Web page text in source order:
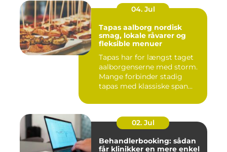
04. Jul
Tapas aalborg nordisk
smag, lokale råvarer og
fleksible menuer
Tapas har for længst taget
aalborgenserne med storm.
Mange forbinder stadig
tapas med klassiske span...
02. Jul
Behandlerbooking: sådan
får klinikker en mere enkel